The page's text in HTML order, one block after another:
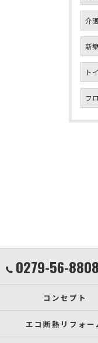
介護
新
ト
フ
0279-56-8808
コンセプト
エコ断熱リフォー